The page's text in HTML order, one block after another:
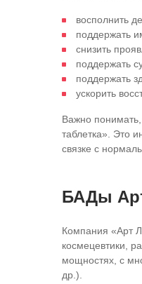
восполнить
поддержать
снизить
поддержать
поддержать
ускорить
Важно
таблетка». Это
связке с
БАДы
Компания «Арт
космецевтики,
мощностях, с
др.).